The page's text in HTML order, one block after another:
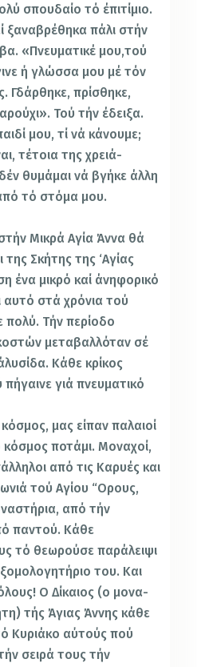
σπουδαίο τό έπιτίμιο.
ξαναβρέθηκα πάλι στήν
«Πνευματικέ μου,τού
ή γλώσσα μου μέ τόν
Γδάρθηκε, πρίσθηκε,
Τού τήν έδειξα.
μου, τί νά κάνουμε;
τέτοια της χρειά­
θυμάμαι νά βγήκε άλλη
τό στόμα μου.
Μικρά Αγία Άννα θά
Σκήτης της ‘Αγίας
ένα μικρό καί άνηφορικό
αυτό στά χρόνια τού
Τήν περίοδο
μετα­βαλλόταν σέ
Κάθε κρίκος
πήγαινε γιά πνευματικό
μας είπαν παλαιοί
κόσμος ποτάμι. Μοναχοί,
από τις Καρυές και
τού Αγίου “Ορους,
από τήν
παντού. Κάθε
τό θεωρούσε παράλειψι
του. Και
Ο Δίκαιος (ο μονα­
τής Άγιας Άννης κάθε
Κυριάκο αύτούς πού
σειρά τους τήν